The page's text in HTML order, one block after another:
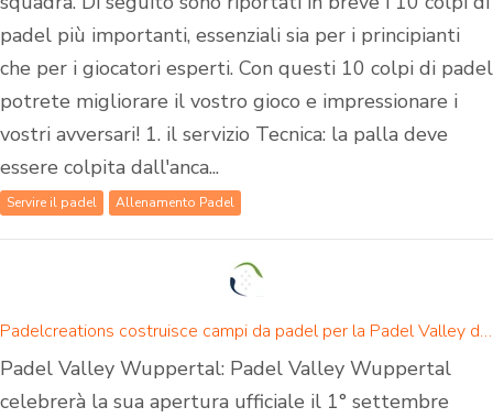
padel più importanti, essenziali sia per i principianti
che per i giocatori esperti. Con questi 10 colpi di padel
potrete migliorare il vostro gioco e impressionare i
vostri avversari! 1. il servizio Tecnica: la palla deve
essere colpita dall'anca...
Servire il padel Allenamento Padel
Padelcreations costruisce campi da padel per la Padel Valley di Wuppertal - inaugurazione il 1° settembre 2024
Padel Valley Wuppertal: Padel Valley Wuppertal
celebrerà la sua apertura ufficiale il 1° settembre